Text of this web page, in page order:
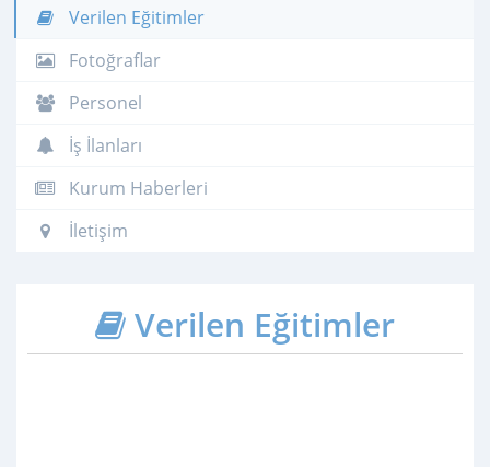
Verilen Eğitimler
Fotoğraflar
Personel
İş İlanları
Kurum Haberleri
İletişim
Verilen Eğitimler